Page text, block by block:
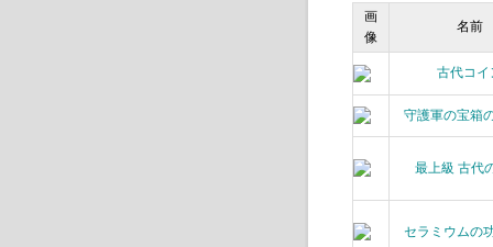
画
像
名前
古代コイ
守護軍の宝箱
最上級 古代
セラミウムの